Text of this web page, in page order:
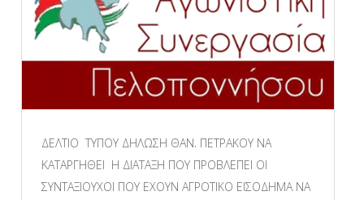
ΔΕΛΤΙΟ ΤΥΠΟΥ ΔΗΛΩΣΗ ΘΑΝ. ΠΕΤΡΑΚΟΥ ΝΑ
ΚΑΤΑΡΓΗΘΕΙ Η ΔΙΑΤΑΞΗ ΠΟΥ ΠΡΟΒΛΕΠΕΙ ΟΙ
ΣΥΝΤΑΞΙΟΥΧΟΙ ΠΟΥ ΕΧΟΥΝ ΑΓΡΟΤΙΚΟ ΕΙΣΟΔΗΜΑ ΝΑ